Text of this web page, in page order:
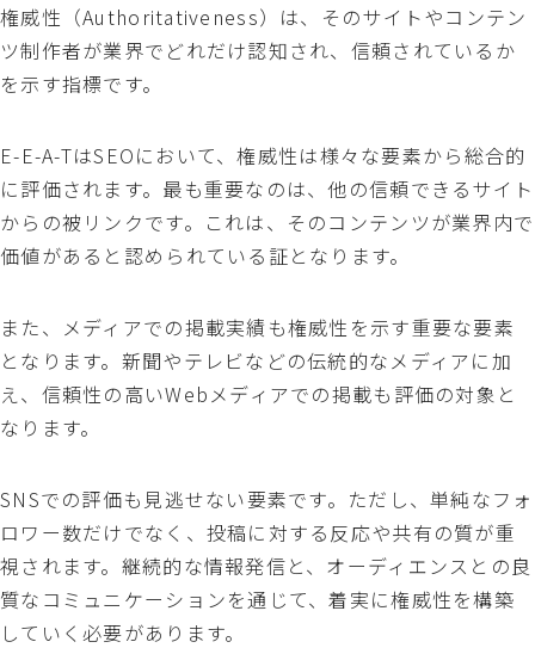
権威性（Authoritativeness）は、そのサイトやコンテン
ツ制作者が業界でどれだけ認知され、信頼されているか
を示す指標です。
E-E-A-TはSEOにおいて、権威性は様々な要素から総合的
に評価されます。最も重要なのは、他の信頼できるサイト
からの被リンクです。これは、そのコンテンツが業界内で
価値があると認められている証となります。
また、メディアでの掲載実績も権威性を示す重要な要素
となります。新聞やテレビなどの伝統的なメディアに加
え、信頼性の高いWebメディアでの掲載も評価の対象と
なります。
SNSでの評価も見逃せない要素です。ただし、単純なフォ
ロワー数だけでなく、投稿に対する反応や共有の質が重
視されます。継続的な情報発信と、オーディエンスとの良
質なコミュニケーションを通じて、着実に権威性を構築
していく必要があります。